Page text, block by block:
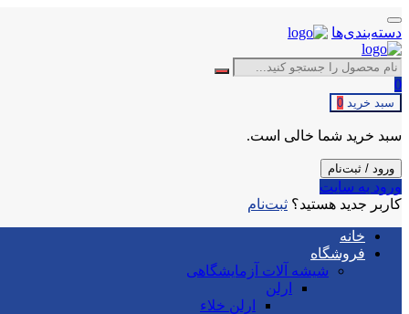
دسته‌بندی‌ها
0
سبد خرید 0
سبد خرید شما خالی است.
ورود / ثبت‌نام
ورود به سایت
کاربر جدید هستید؟ ثبت‌نام
خانه
فروشگاه
شیشه آلات آزمایشگاهی
ارلن
ارلن خلاء